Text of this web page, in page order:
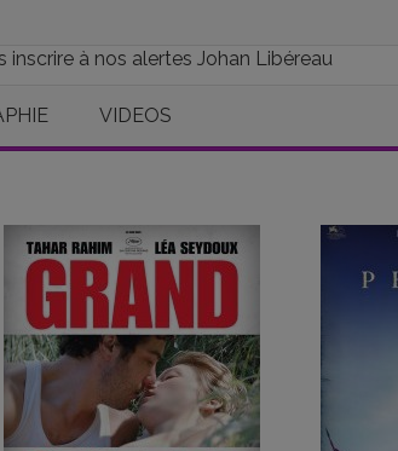
inscrire à nos alertes Johan Libéreau
VIDEOS